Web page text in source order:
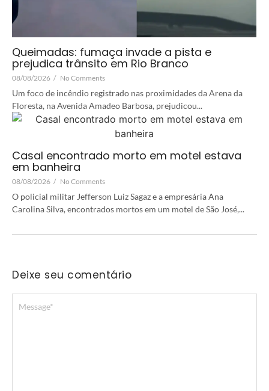
Queimadas: fumaça invade a pista e
prejudica trânsito em Rio Branco
08/08/2026 / No Comments
Um foco de incêndio registrado nas proximidades da Arena da
Floresta, na Avenida Amadeo Barbosa, prejudicou...
Casal encontrado morto em motel estava
em banheira
08/08/2026 / No Comments
O policial militar Jefferson Luiz Sagaz e a empresária Ana
Carolina Silva, encontrados mortos em um motel de São José,...
Deixe seu comentário